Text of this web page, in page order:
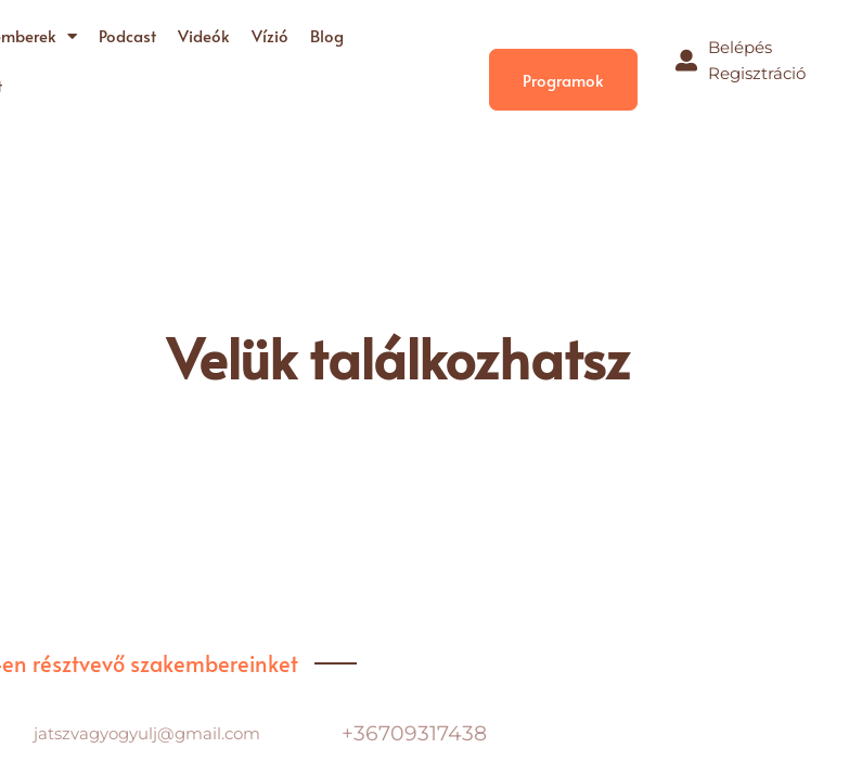
Podcast Videók Vízió Blog
Programok
Belépés
Regisztráció
Velük találkozhatsz
résztvevő szakembereinket
jatszvagyogyulj@gmail.com +36709317438